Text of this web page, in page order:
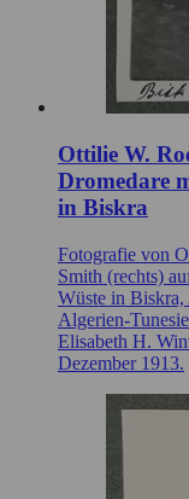
Ottilie W.
Dromedare
in Biskra
Fotografie von
Smith (rechts)
Wüste in Biskra,
Algerien-
Elisabeth H.
Dezember 1913.